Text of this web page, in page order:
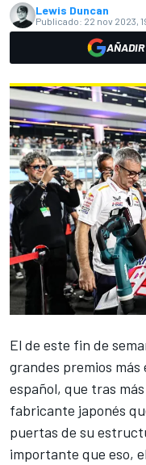
Lewis Duncan
Publicado: 22 nov 2023,
AÑADIR
El de este fin de
grandes premios
español, que tras
fabricante japonés
puertas de su
importante que eso,